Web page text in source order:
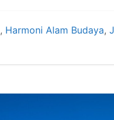
, Harmoni Alam Budaya,